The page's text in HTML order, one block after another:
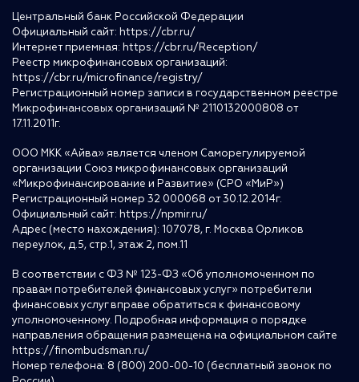
Центральный банк Российской Федерации
Официальный сайт: https://cbr.ru/
Интернет приемная: https://cbr.ru/Reception/
Реестр микрофинансовых организаций:
https://cbr.ru/microfinance/registry/
Регистрационный номер записи в государственном реестре
Микрофинансовых организаций № 2110132000808 от
17.11.2011г.
ООО МКК «Айва» является членом Саморегулируемой
организации Союз микрофинансовых организаций
«Микрофинансирование и Развитие» (СРО «МиР»)
Регистрационный номер 32 000068 от 30.12.2014г.
Официальный сайт: https://npmir.ru/
Адрес (место нахождения): 107078, г. Москва Орликов
переулок, д.5, стр.1, этаж 2, пом.11
В соответствии с ФЗ № 123-ФЗ «Об уполномоченном по
правам потребителей финансовых услуг» потребители
финансовых услуг вправе обратиться к финансовому
уполномоченному. Подробная информация о порядке
направления обращения размещена на официальном сайте
https://finombudsman.ru/
Номер телефона: 8 (800) 200-00-10 (бесплатный звонок по